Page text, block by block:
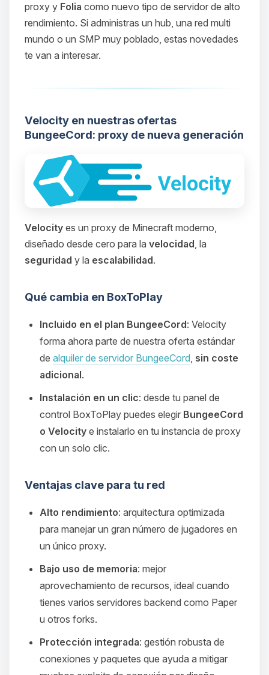
proxy y Folia como nuevo tipo de servidor de alto
rendimiento. Si administras un hub, una red multi
mundo o un SMP muy poblado, estas novedades
te van a interesar.
Velocity en nuestras ofertas
BungeeCord: proxy de nueva generación
Velocity es un proxy de Minecraft moderno,
diseñado desde cero para la velocidad, la
seguridad y la escalabilidad.
Qué cambia en BoxToPlay
Incluido en el plan BungeeCord: Velocity
forma ahora parte de nuestra oferta estándar
de alquiler de servidor BungeeCord, sin coste
adicional.
Instalación en un clic: desde tu panel de
control BoxToPlay puedes elegir BungeeCord
o Velocity e instalarlo en tu instancia de proxy
con un solo clic.
Ventajas clave para tu red
Alto rendimiento: arquitectura optimizada
para manejar un gran número de jugadores en
un único proxy.
Bajo uso de memoria: mejor
aprovechamiento de recursos, ideal cuando
tienes varios servidores backend como Paper
u otros forks.
Protección integrada: gestión robusta de
conexiones y paquetes que ayuda a mitigar